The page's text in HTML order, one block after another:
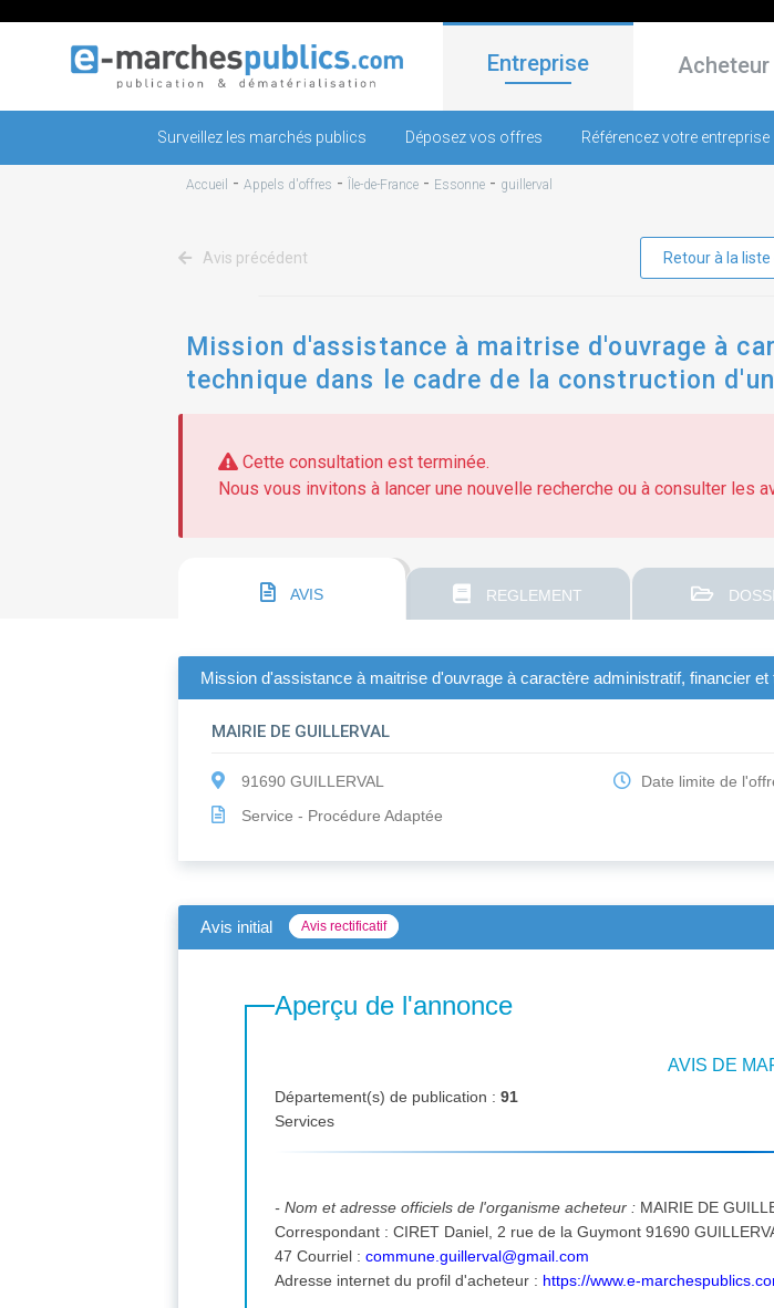
Entreprise Acheteur
Surveillez les marchés publics Déposez vos offres Référencez votre entreprise
Accueil - Appels d'offres - Île-de-France - Essonne - guillerval
Avis précédent Retour à la liste
Mission d'assistance à maitrise d'ouvrage à
technique dans le cadre de la construction
Cette consultation est terminée.
Nous vous invitons à lancer une nouvelle recherche ou à consulter les
AVIS REGLEMENT
Mission d'assistance à maitrise d'ouvrage à caractère administratif, financier
MAIRIE DE GUILLERVAL
91690 GUILLERVAL
Service - Procédure Adaptée
Date limite de
Avis initial Avis rectificatif
Aperçu de l'annonce
AVIS DE
Département(s) de publication :91
Services
- Nom et adresse officiels de l'organisme acheteur : MAIRIE DE
Correspondant : CIRET Daniel, 2 rue de la Guymont 91690 GUILLERVAL FRANCE. tél. : 01-64-95-65-35 télécopieur : 01-60-80-99-
47 Courriel :commune.guillerval@gmail.com
Adresse internet du profil d'acheteur : https://www.e-